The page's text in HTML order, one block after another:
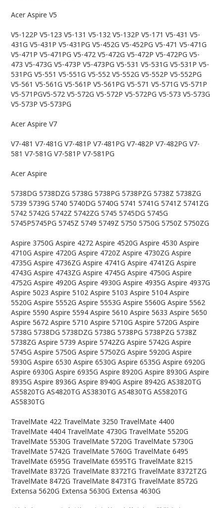
Acer Aspire V5
V5-122P V5-123 V5-131 V5-132 V5-132P V5-171 V5-431 V5-
431G V5-431P V5-431PG V5-452G V5-452PG V5-471 V5-471G
V5-471P V5-471PG V5-472 V5-472G V5-472P V5-472PG V5-
473 V5-473G V5-473P V5-473PG V5-531 V5-531G V5-531P V5-
531PG V5-551 V5-551G V5-552 V5-552G V5-552P V5-552PG
V5-561 V5-561G V5-561P V5-561PG V5-571 V5-571G V5-571P
V5-571PGV5-572 V5-572G V5-572P V5-572PG V5-573 V5-573G
V5-573P V5-573PG
Acer Aspire V7
V7-481 V7-481G V7-481P V7-481PG V7-482P V7-482PG V7-
581 V7-581G V7-581P V7-581PG
Acer Aspire
5738DG 5738DZG 5738G 5738PG 5738PZG 5738Z 5738ZG
5739 5739G 5740 5740DG 5740G 5741 5741G 5741Z 5741ZG
5742 5742G 5742Z 5742ZG 5745 5745DG 5745G
5745P5745PG 5745Z 5749 5749Z 5750 5750G 5750Z 5750ZG
Aspire 3750G Aspire 4272 Aspire 4520G Aspire 4530 Aspire
4710G Aspire 4720G Aspire 4720Z Aspire 4730ZG Aspire
4735G Aspire 4736ZG Aspire 4741G Aspire 4741ZG Aspire
4743G Aspire 4743ZG Aspire 4745G Aspire 4750G Aspire
4752G Aspire 4920G Aspire 4930G Aspire 4935G Aspire 4937G
Aspire 5023 Aspire 5102 Aspire 5103 Aspire 5104 Aspire
5520G Aspire 5552G Aspire 5553G Aspire 5560G Aspire 5562
Aspire 5590 Aspire 5594 Aspire 5610 Aspire 5633 Aspire 5650
Aspire 5672 Aspire 5710 Aspire 5710G Aspire 5720G Aspire
5738G 5738DG 5738DZG 5738G 5738PG 5738PZG 5738Z
5738ZG Aspire 5739 Aspire 5742ZG Aspire 5742G Aspire
5745G Aspire 5750G Aspire 5750ZG Aspire 5920G Aspire
5930G Aspire 6530 Aspire 6530G Aspire 6535G Aspire 6920G
Aspire 6930G Aspire 6935G Aspire 8920G Aspire 8930G Aspire
8935G Aspire 8936G Aspire 8940G Aspire 8942G AS3820TG
AS5820TG AS4820TG AS3830TG AS4830TG AS5820TG
AS5830TG
TravelMate 422 TravelMate 3250 TravelMate 4400
TravelMate 4404 TravelMate 4730G TravelMate 5520G
TravelMate 5530G TravelMate 5720G TravelMate 5730G
TravelMate 5742G TravelMate 5760G TravelMate 6495
TravelMate 6595G TravelMate 6595TG TravelMate 8215
TravelMate 8372G TravelMate 8372TG TravelMate 8372TZG
TravelMate 8472G TravelMate 8473TG TravelMate 8572G
Extensa 5620G Extensa 5630G Extensa 4630G